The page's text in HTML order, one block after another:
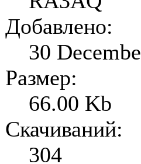
Добавлено:
30
Размер:
66.00 Kb
Скачиваний:
304